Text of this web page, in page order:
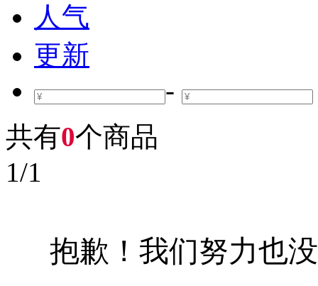
人气
更新
-
共有0个商品
1/1
抱歉！我们努力也